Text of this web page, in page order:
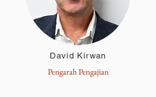
David Kirwan
Pengarah Pengajian